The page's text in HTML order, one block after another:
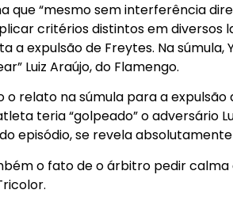
que “mesmo sem interferência
critérios distintos em diversos
a expulsão de Freytes. Na
Luiz Araújo, do Flamengo.
o relato na súmula para a
teria “golpeado” o adversário
episódio, se revela
o fato de o árbitro pedir